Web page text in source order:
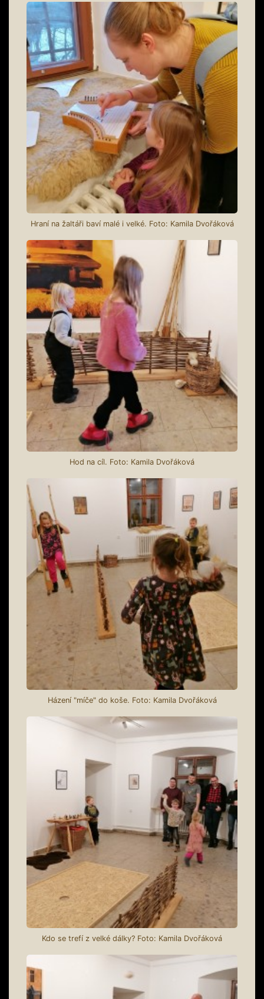
Hraní na žaltáři baví malé i velké. Foto: Kamila Dvořáková
Hod na cíl. Foto: Kamila Dvořáková
Házení "míče" do koše. Foto: Kamila Dvořáková
Kdo se trefí z velké dálky? Foto: Kamila Dvořáková